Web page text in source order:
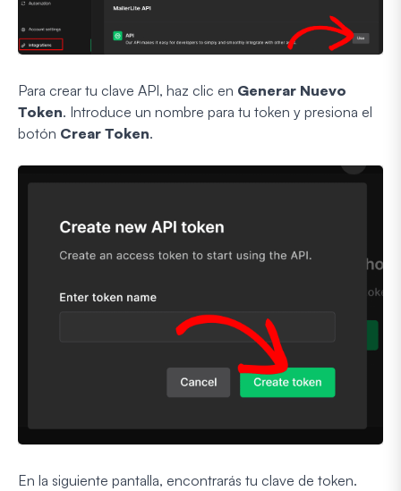
Para crear tu clave API, haz clic en Generar Nuevo
Token. Introduce un nombre para tu token y presiona el
botón Crear Token.
En la siguiente pantalla, encontrarás tu clave de token.